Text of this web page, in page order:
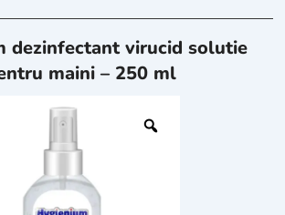
dezinfectant virucid solutie
maini – 250 ml